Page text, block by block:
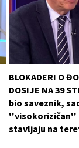
BLOKADERI O
DOSIJE NA 39
bio saveznik,
''visokorizičan''
stavljaju na